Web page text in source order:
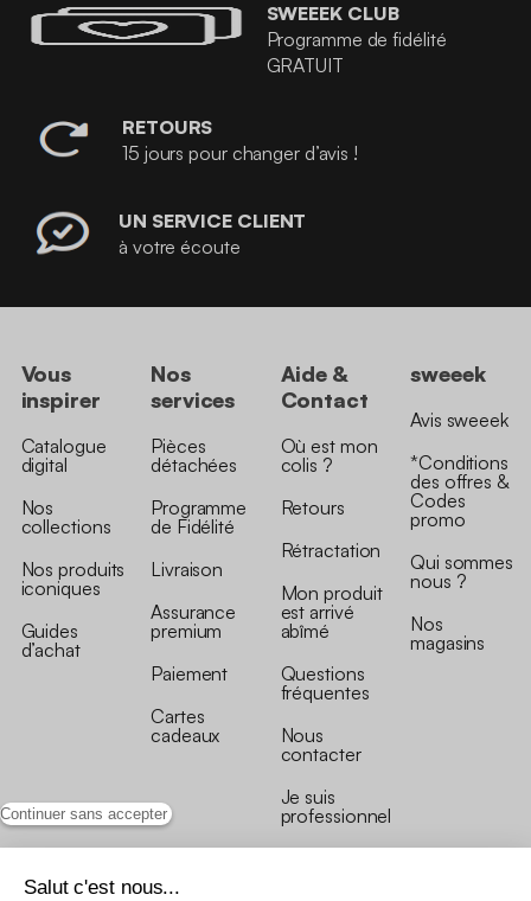
Continuer sans accepter
Salut c'est nous...
SWEEEK CLUB
Programme de fidélité
GRATUIT
RETOURS
15 jours pour changer d’avis !
UN SERVICE CLIENT
à votre écoute
Vous
inspirer
Catalogue
digital
Nos
collections
Nos produits
iconiques
Guides
d’achat
Nos
services
Pièces
détachées
Programme
de Fidélité
Livraison
Assurance
premium
Paiement
Cartes
cadeaux
Aide &
Contact
Où est mon
colis ?
Retours
Rétractation
Mon produit
est arrivé
abîmé
Questions
fréquentes
Nous
contacter
Je suis
professionnel
sweeek
Avis sweeek
*Conditions
des offres &
Codes
promo
Qui sommes
nous ?
Nos
magasins